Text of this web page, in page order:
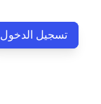
تسجيل الدخول